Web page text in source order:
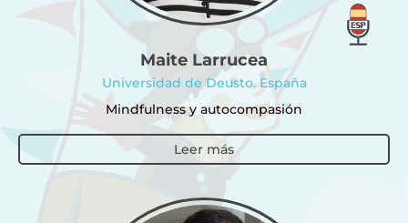
Maite Larrucea
Universidad de Deusto. España
Mindfulness y autocompasión
Leer más